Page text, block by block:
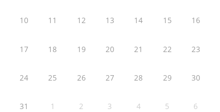
10 11 12 13 14 15 16
17 18 19 20 21 22 23
24 25 26 27 28 29 30
31 1 2 3 4 5 6